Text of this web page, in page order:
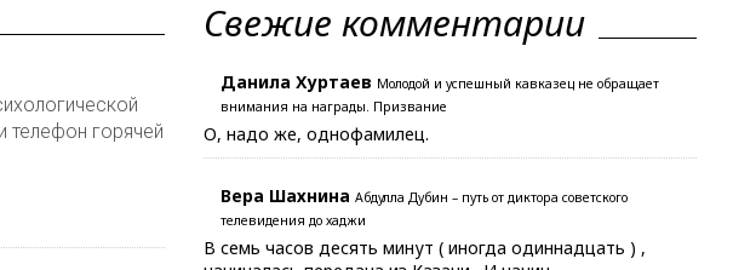
телефон горячей
Свежие комментарии
Данила Хуртаев Молодой и успешный кавказец не обращает
внимания на награды. Призвание
О, надо же, однофамилец.
Вера Шахнина Абдулла Дубин – путь от диктора советского
телевидения до хаджи
В семь часов десять минут ( иногда одиннадцать ) ,